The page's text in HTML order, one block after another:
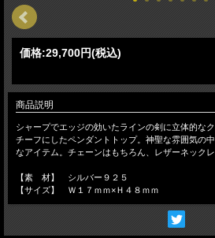
価格:29,700円(税込)
商品説明
シャープでエッジの効いたラインの剣に立体的な
チーフにしたペンダントトップ。神聖な雰囲気の
なアイテム。チェーンはもちろん、レザーネック
【素 材】 シルバー９２５
【サイズ】 Ｗ１７ｍｍ×Ｈ４８ｍｍ